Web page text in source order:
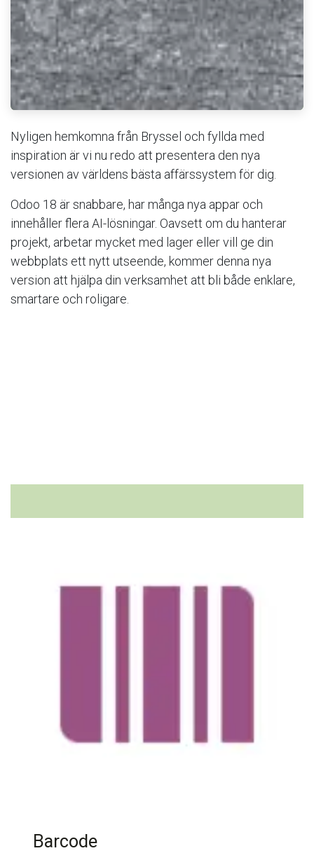
Nyligen hemkomna från Bryssel och fyllda med
inspiration är vi nu redo att presentera den nya
versionen av världens bästa affärssystem för dig.
Odoo 18 är snabbare, har många nya appar och
innehåller flera AI-lösningar. Oavsett om du hanterar
projekt, arbetar mycket med lager eller vill ge din
webbplats ett nytt utseende, kommer denna nya
version att hjälpa din verksamhet att bli både enklare,
smartare och roligare.
Barcode